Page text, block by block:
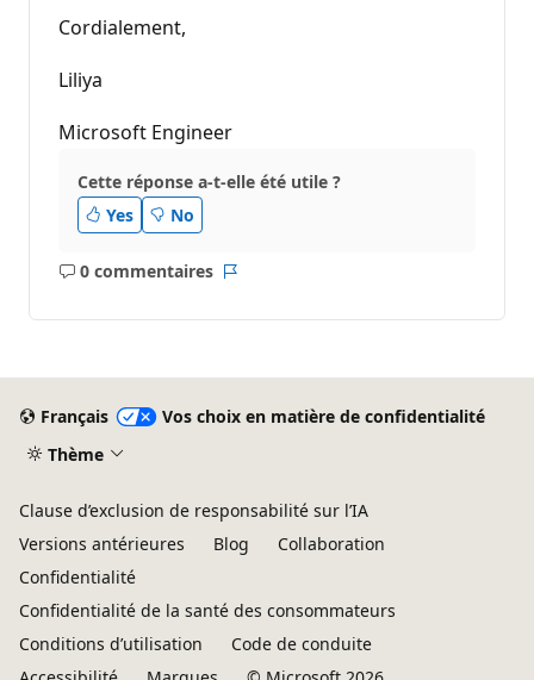
Cordialement,
Liliya
Microsoft Engineer
Cette réponse a-t-elle été utile ?
Yes
No
0 commentaires
Aucun
Français
Vos choix en matière de confidentialité
Thème
Clause d’exclusion de responsabilité sur l’IA
Versions antérieures
Blog
Collaboration
Confidentialité
Confidentialité de la santé des consommateurs
Conditions d’utilisation
Code de conduite